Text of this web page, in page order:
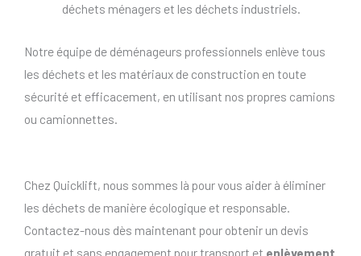
déchets ménagers et les déchets industriels.
Notre équipe de déménageurs professionnels enlève tous
les déchets et les matériaux de construction en toute
sécurité et efficacement, en utilisant nos propres camions
ou camionnettes.
Chez Quicklift, nous sommes là pour vous aider à éliminer
les déchets de manière écologique et responsable.
Contactez-nous dès maintenant pour obtenir un devis
gratuit et sans engagement pour transport et enlèvement